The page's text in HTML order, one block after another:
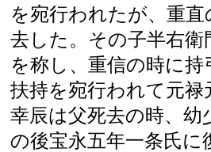
を宛行われたが、重
去した。その子半右
を称し、重信の時に
扶持を宛行われて元
幸辰は父死去の時、
の後宝永五年一条氏